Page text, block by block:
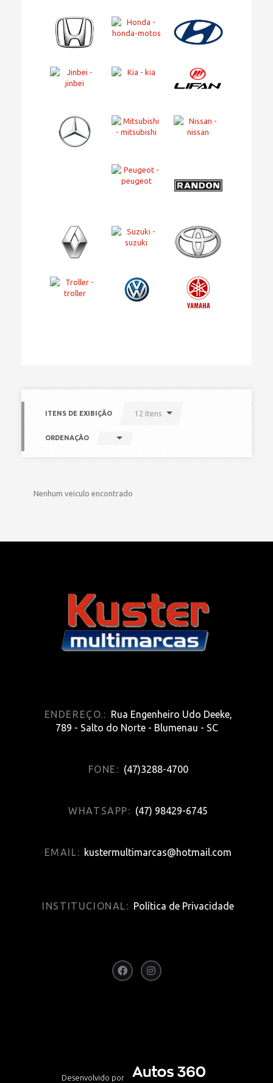
ITENS DE EXIBIÇÃO 12 Itens
ORDENAÇÃO
Nenhum veiculo encontrado
ENDEREÇO.: Rua Engenheiro Udo Deeke,
789 - Salto do Norte - Blumenau - SC
FONE: (47)3288-4700
WHATSAPP: (47) 98429-6745
EMAIL: kustermultimarcas@hotmail.com
INSTITUCIONAL: Política de Privacidade
Desenvolvido por